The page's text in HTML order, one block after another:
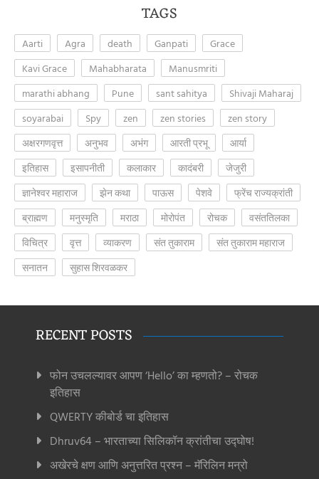
TAGS
Aarti Agra death Ganpati
Grace
Kavi Grace
Mahabharata
Manusmriti
marathi abhang
Pune sant sahitya
Shivaji Maharaj
soyarabai
Spy zen zen stories
zen story
अक्षरगणवृत्त
अनुभव अभंग आरती प्रभू
आर्या
इतिहास
इसापनीती कलाकार कादंबरी
जेजुरी
ज्ञानेश्वर महाराज
झेन कथा पाऊस पेशवे
फ्रेंच राज्यक्रांती
ब्राह्मण
मनुस्मृति मराठा मोरोपंत रोचक
वसंततिलका
विचित्र
वृत्त व्याकरण संत तुकाराम
संत तुकाराम महाराज
सनातन
सुहास शिरवळकर
RECENT POSTS
फोन उचलल्यावर आपण ‘Hello’ का म्हणतो? – रोचक
इतिहास
QWERTY कीबोर्ड चा इतिहास
Dhruv64 – भारताच्या सिलिकॉन क्रांतीचा उद्घोष!
अखेरचे क्षण आणि अनुत्तरित प्रश्न – मॅरिलिन मन्रो